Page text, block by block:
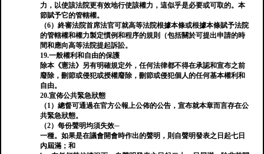
力，以使該法院更有效地行使該權力，這似乎是必要或可取的。本
節賦予它的管轄權。
（6）終審法院首席法官可就高等法院根據本條或根據本條賦予法院
的管轄權和權力製定慣例和程序的規則（包括關於可提出申請的時
間和應向高等法院提起訴訟。
19.一般權利和自由的保護
除本《憲法》另有明確規定外，任何法律都不得在承認和宣布之前
廢除，刪節或侵犯或授權廢除，刪節或侵犯個人的任何基本權利和
自由。
20.宣佈公共緊急狀態
（1）總督可通過在官方公報上公佈的公告，宣布就本章而言存在公
共緊急狀態。
（2）每份聲明均須失效─
一種。如果是在議會開會時作出的聲明，則自聲明發表之日起七日
內屆滿；和